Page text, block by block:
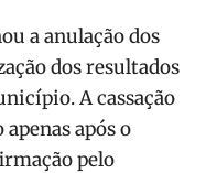
a anulação dos
dos resultados
A cassação
após o
pelo